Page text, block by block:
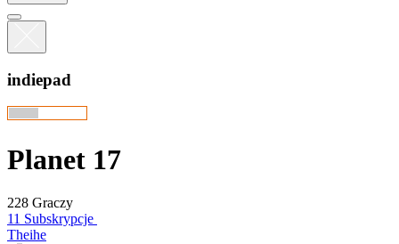
indiepad
Planet 17
228 Graczy
11 Subskrypcje
Theihe